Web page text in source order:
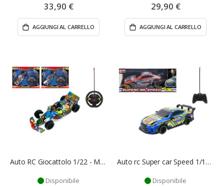
33,90 €
AGGIUNGI AL CARRELLO
29,90 €
AGGIUNGI AL CARRELLO
Auto RC Giocattolo 1/22 - Mazzeo Giocattoli
Disponibile
Auto rc Super car Speed 1/18 - Mazzeo Giocattoli
Disponibile